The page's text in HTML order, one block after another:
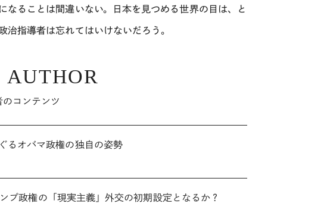
なることは間違いない。日本を見つめる世界の目は、と
治指導者は忘れてはいけないだろう。
AUTHOR
のコンテンツ
るオバマ政権の独自の姿勢
プ政権の「現実主義」外交の初期設定となるか？